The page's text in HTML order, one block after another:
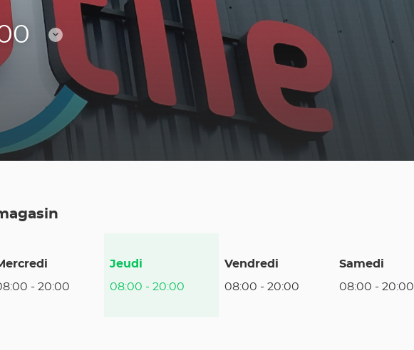
Consulter
les
horaires
- 20:00
Horaires
Jeudi
08:00 - 20:00
Vendredi
08:00 - 20:00
Samedi
08:00 - 20:00